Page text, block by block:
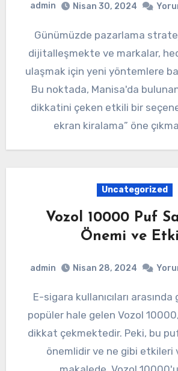
admin Nisan 30, 2024
Günümüzde pazarlama stratejileri giderek
dijitalleşmekte ve markalar,
ulaşmak için yeni yöntemlere
Bu noktada, Manisa'da
dikkatini çeken etkili bir
ekran kiralama” öne
Uncategorized
Vozol 10000 Puf
Önemi ve
admin Nisan 28, 2024
E-sigara kullanıcıları arasında giderek daha
popüler hale gelen Vozol
dikkat çekmektedir. Peki, bu puf
önemlidir ve ne gibi etkileri